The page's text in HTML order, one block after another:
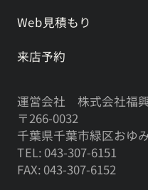
Web見積もり
来店予約
運営会社 株式会社福
〒266-0032
千葉県千葉市緑区おゆ
TEL: 043-307-6151
FAX: 043-307-6152